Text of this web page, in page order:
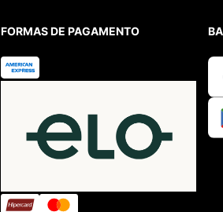
FORMAS DE PAGAMENTO